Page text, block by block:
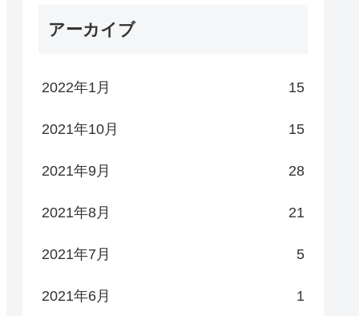
アーカイブ
2022年1月 15
2021年10月 15
2021年9月 28
2021年8月 21
2021年7月 5
2021年6月 1